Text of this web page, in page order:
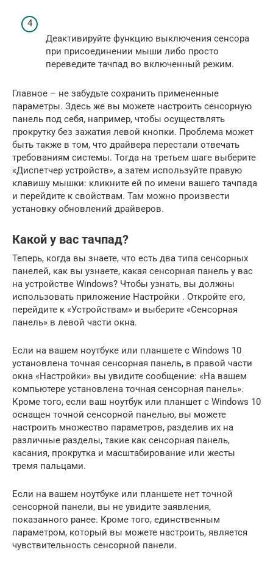
Деактивируйте функцию выключения сенсора
при присоединении мыши либо просто
переведите тачпад во включенный режим.
Главное – не забудьте сохранить примененные
параметры. Здесь же вы можете настроить сенсорную
панель под себя, например, чтобы осуществлять
прокрутку без зажатия левой кнопки. Проблема может
быть также в том, что драйвера перестали отвечать
требованиям системы. Тогда на третьем шаге выберите
«Диспетчер устройств», а затем используйте правую
клавишу мышки: кликните ей по имени вашего тачпада
и перейдите к свойствам. Там можно произвести
установку обновлений драйверов.
Какой у вас тачпад?
Теперь, когда вы знаете, что есть два типа сенсорных
панелей, как вы узнаете, какая сенсорная панель у вас
на устройстве Windows? Чтобы узнать, вы должны
использовать приложение Настройки . Откройте его,
перейдите к «Устройствам» и выберите «Сенсорная
панель» в левой части окна.
Если на вашем ноутбуке или планшете с Windows 10
установлена ​​точная сенсорная панель, в правой части
окна «Настройки» вы увидите сообщение: «На вашем
компьютере установлена ​​точная сенсорная панель».
Кроме того, если ваш ноутбук или планшет с Windows 10
оснащен точной сенсорной панелью, вы можете
настроить множество параметров, разделив их на
различные разделы, такие как сенсорная панель,
касания, прокрутка и масштабирование или жесты
тремя пальцами.
Если на вашем ноутбуке или планшете нет точной
сенсорной панели, вы не увидите заявления,
показанного ранее. Кроме того, единственным
параметром, который вы можете настроить, является
чувствительность сенсорной панели.